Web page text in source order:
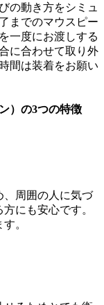
の動き方をシミュ
までのマウスピー
一度にお渡しする
に合わせて取り外
間は装着をお願い
）の3つの特徴
、周囲の人に気づ
にも安心です。
。